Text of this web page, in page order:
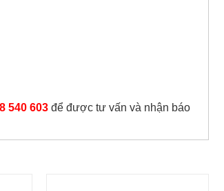
540 603 để được tư vấn và nhận báo